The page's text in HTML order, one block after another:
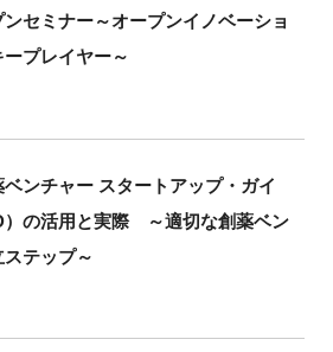
セミナー～オープンイノベーショ
プレイヤー～
ベンチャー スタートアップ・ガイ
）の活用と実際 ～適切な創薬ベン
テップ～